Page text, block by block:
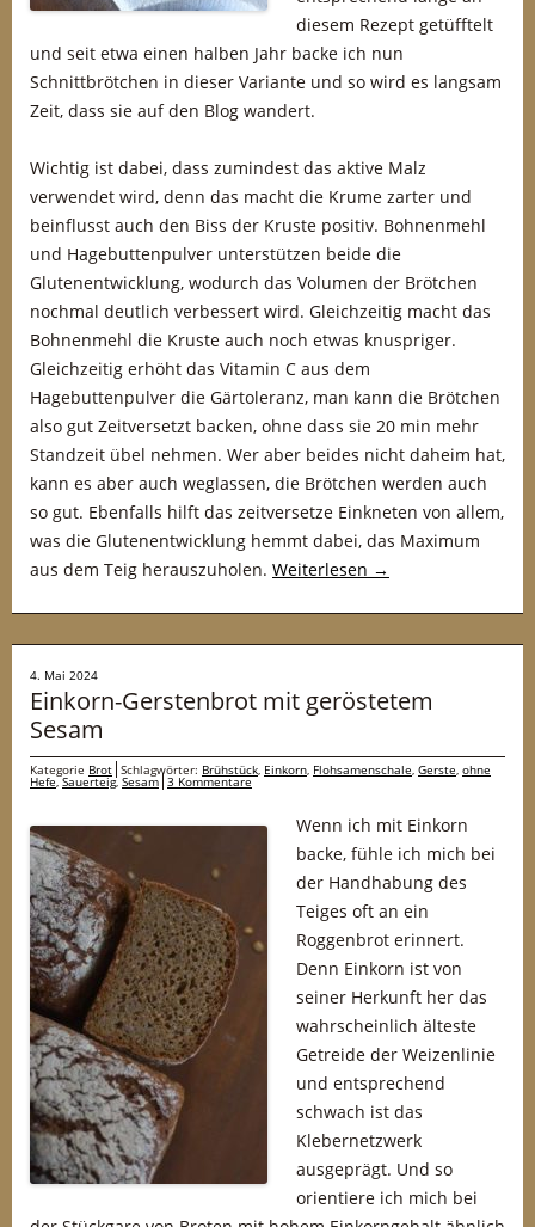
diesem Rezept getüfftelt
und seit etwa einen halben Jahr backe ich nun
Schnittbrötchen in dieser Variante und so wird es langsam
Zeit, dass sie auf den Blog wandert.
Wichtig ist dabei, dass zumindest das aktive Malz
verwendet wird, denn das macht die Krume zarter und
beinflusst auch den Biss der Kruste positiv. Bohnenmehl
und Hagebuttenpulver unterstützen beide die
Glutenentwicklung, wodurch das Volumen der Brötchen
nochmal deutlich verbessert wird. Gleichzeitig macht das
Bohnenmehl die Kruste auch noch etwas knuspriger.
Gleichzeitig erhöht das Vitamin C aus dem
Hagebuttenpulver die Gärtoleranz, man kann die Brötchen
also gut Zeitversetzt backen, ohne dass sie 20 min mehr
Standzeit übel nehmen. Wer aber beides nicht daheim hat,
kann es aber auch weglassen, die Brötchen werden auch
so gut. Ebenfalls hilft das zeitversetze Einkneten von allem,
was die Glutenentwicklung hemmt dabei, das Maximum
aus dem Teig herauszuholen. Weiterlesen →
4. Mai 2024
Einkorn-Gerstenbrot mit geröstetem
Sesam
Kategorie Brot Schlagwörter: Brühstück, Einkorn, Flohsamenschale, Gerste, ohne
Hefe,Sauerteig, Sesam 3 Kommentare
Wenn ich mit Einkorn
backe, fühle ich mich bei
der Handhabung des
Teiges oft an ein
Roggenbrot erinnert.
Denn Einkorn ist von
seiner Herkunft her das
wahrscheinlich älteste
Getreide der Weizenlinie
und entsprechend
schwach ist das
Klebernetzwerk
ausgeprägt. Und so
orientiere ich mich bei